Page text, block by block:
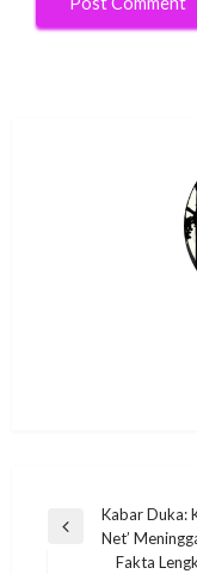
Post
navigation
Previous
Kabar Duka:
Net’
Fakta